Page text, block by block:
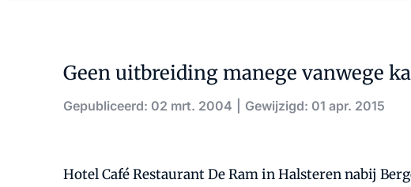
Geen uitbreiding manege vanwege
Gepubliceerd: 02 mrt. 2004 Gewijzigd: 01 apr. 2015
Hotel Café Restaurant De Ram in Halsteren nabij